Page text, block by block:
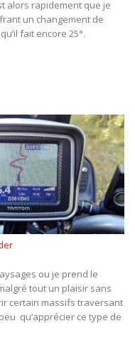
alors rapidement que je
un changement de
fait encore 25°.
ou je prend le
tout un plaisir sans
certain massifs traversant
qu’apprécier ce type de